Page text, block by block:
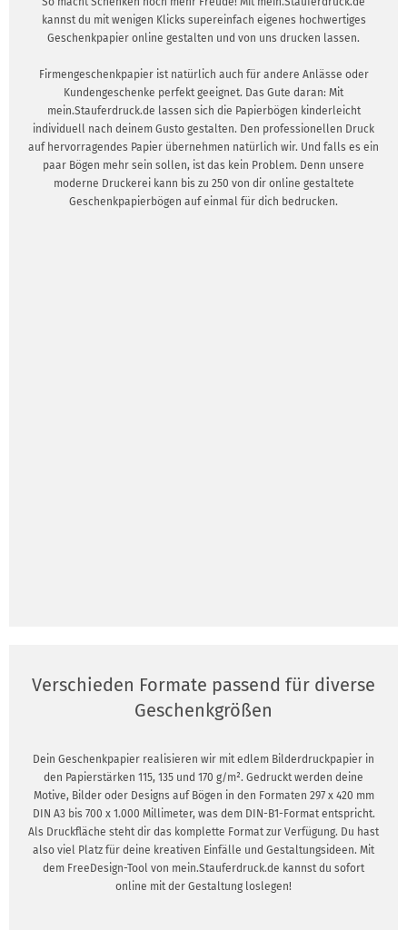
kannst du mit wenigen Klicks supereinfach eigenes hochwertiges
Geschenkpapier online gestalten und von uns drucken lassen.
Firmengeschenkpapier ist natürlich auch für andere Anlässe oder
Kundengeschenke perfekt geeignet. Das Gute daran: Mit
mein.Stauferdruck.de lassen sich die Papierbögen kinderleicht
individuell nach deinem Gusto gestalten. Den professionellen Druck
auf hervorragendes Papier übernehmen natürlich wir. Und falls es ein
paar Bögen mehr sein sollen, ist das kein Problem. Denn unsere
moderne Druckerei kann bis zu 250 von dir online gestaltete
Geschenkpapierbögen auf einmal für dich bedrucken.
Verschieden Formate passend für diverse
Geschenkgrößen
Dein Geschenkpapier realisieren wir mit edlem Bilderdruckpapier in
den Papierstärken 115, 135 und 170 g/m². Gedruckt werden deine
Motive, Bilder oder Designs auf Bögen in den Formaten 297 x 420 mm
DIN A3 bis 700 x 1.000 Millimeter, was dem DIN-B1-Format entspricht.
Als Druckfläche steht dir das komplette Format zur Verfügung. Du hast
also viel Platz für deine kreativen Einfälle und Gestaltungsideen. Mit
dem FreeDesign-Tool von mein.Stauferdruck.de kannst du sofort
online mit der Gestaltung loslegen!